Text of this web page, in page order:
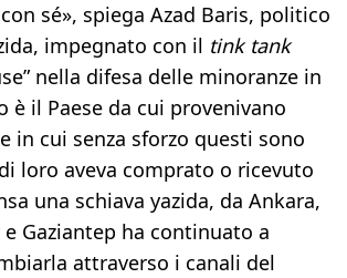
sé», spiega Azad Baris, politico
impegnato con il tink tank
nella difesa delle minoranze in
è il Paese da cui provenivano
in cui senza sforzo questi sono
loro aveva comprato o ricevuto
una schiava yazida, da Ankara,
Gaziantep ha continuato a
attraverso i canali del